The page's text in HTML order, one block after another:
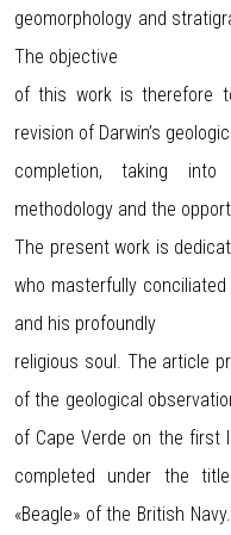
geomorphology and
The objective
of this work is therefore
revision of Darwin’s
completion, taking into
methodology and the
The present work is
who masterfully
and his profoundly
religious soul. The article
of the geological
of Cape Verde on the first
completed under the
«Beagle» of the British